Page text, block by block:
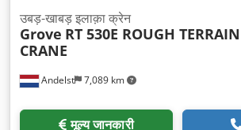
Andelst 7,089 km
उबड़-खाबड़ इलाक़ा क्रेन
Grove RT 530E ROUGH TERRAIN
CRANE
मूल्य जानकारी